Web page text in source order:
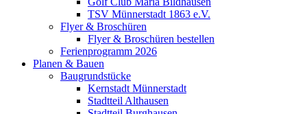
TSV Münnerstadt 1863 e.V.
Flyer & Broschüren
Flyer & Broschüren bestellen
Ferienprogramm 2026
Planen & Bauen
Baugrundstücke
Kernstadt Münnerstadt
Stadtteil Althausen